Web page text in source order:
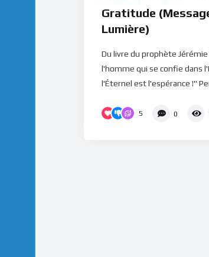
Gratitude
Lumière)
Du livre du prophète
l'homme qui se confie dans
l'Éternel est l'espérance !"
5 0